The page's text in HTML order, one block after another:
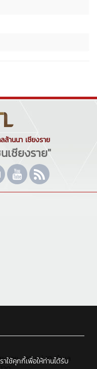
ล้านนา เชียงราย
เชียงราย"
งราย : 99 หมู่ 10 ตำบล
าใช้คุกกี้เพื่อให้ท่านได้รับ